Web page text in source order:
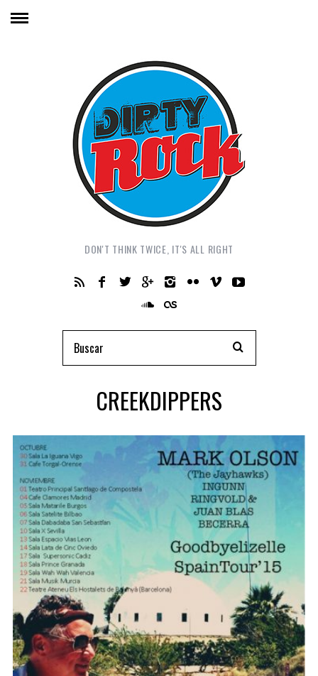
DON'T THINK TWICE, IT'S ALL RIGHT
CREEKDIPPERS